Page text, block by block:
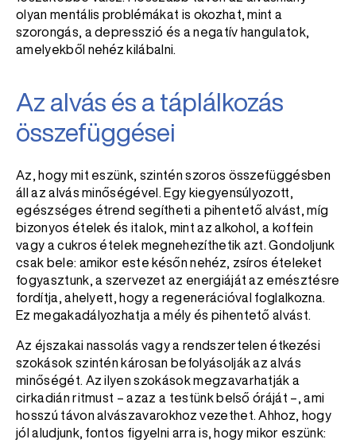
olyan mentális problémákat is okozhat, mint a
szorongás, a depresszió és a negatív hangulatok,
amelyekből nehéz kilábalni.
Az alvás és a táplálkozás
összefüggései
Az, hogy mit eszünk, szintén szoros összefüggésben
áll az alvás minőségével. Egy kiegyensúlyozott,
egészséges étrend segítheti a pihentető alvást, míg
bizonyos ételek és italok, mint az alkohol, a koffein
vagy a cukros ételek megnehezíthetik azt. Gondoljunk
csak bele: amikor este későn nehéz, zsíros ételeket
fogyasztunk, a szervezet az energiáját az emésztésre
fordítja, ahelyett, hogy a regenerációval foglalkozna.
Ez megakadályozhatja a mély és pihentető alvást.
Az éjszakai nassolás vagy a rendszertelen étkezési
szokások szintén károsan befolyásolják az alvás
minőségét. Az ilyen szokások megzavarhatják a
cirkadián ritmust – azaz a testünk belső óráját –, ami
hosszú távon alvászavarokhoz vezethet. Ahhoz, hogy
jól aludjunk, fontos figyelni arra is, hogy mikor eszünk: